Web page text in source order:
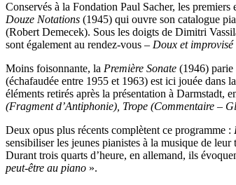
Conservés à la Fondation Paul Sacher, les premiers
Douze Notations (1945) qui ouvre son catalogue
(Robert Demecek). Sous les doigts de Dimitri
sont également au rendez-vous – Doux et improvisé
Moins foisonnante, la Première Sonate (1946) parie
(échafaudée entre 1955 et 1963) est ici jouée dans
éléments retirés après la présentation à
(Fragment d’Antiphonie), Trope (Commentaire –
Deux opus plus récents complètent ce programme :
sensibiliser les jeunes pianistes à la musique de
Durant trois quarts d’heure, en allemand, ils
peut-être au piano ».